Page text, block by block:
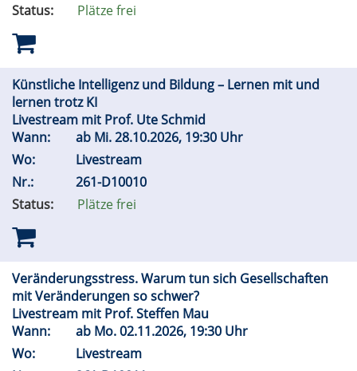
Status:
Plätze frei
Künstliche Intelligenz und Bildung – Lernen mit und
lernen trotz KI
Livestream mit Prof. Ute Schmid
Wann:
ab Mi.28.10.2026, 19:30 Uhr
Wo:
Livestream
Nr.:
261-D10010
Status:
Plätze frei
Veränderungsstress. Warum tun sich Gesellschaften
mit Veränderungen so schwer?
Livestream mit Prof. Steffen Mau
Wann:
ab Mo.02.11.2026, 19:30 Uhr
Wo:
Livestream